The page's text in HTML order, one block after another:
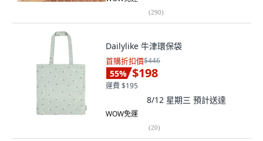
(290)
Dailylike 牛津環保袋
首購折扣價$446
55% $198
運費 $195
8/12 星期三 預計送達
WOW免運
(20)